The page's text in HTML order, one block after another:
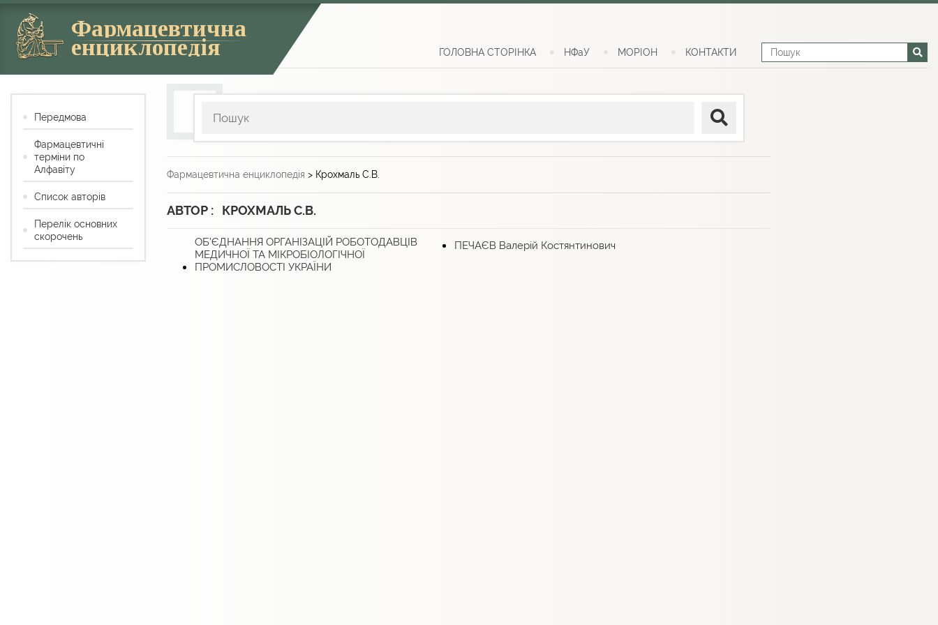
Фармацевтична
енциклопедія ГОЛОВНА СТОРІНКА НФаУ МОРІОН КОНТАКТИ
Фармацевтична енциклопедія > Крохмаль С.В.
АВТОР : КРОХМАЛЬ С.В.
ОБ’ЄДНАННЯ ОРГАНІЗАЦІЙ РОБОТОДАВЦІВ
МЕДИЧНОЇ ТА МІКРОБІОЛОГІЧНОЇ
ПРОМИСЛОВОСТІ УКРАЇНИ
ПЕЧАЄВ Валерій Костянтинович
Передмова
Фармацевтичні
терміни по
Алфавіту
Список авторів
Перелік основних
скорочень